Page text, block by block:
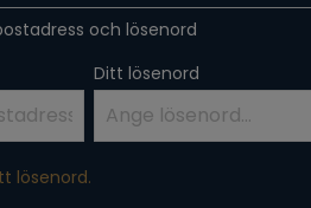
och lösenord
Ditt lösenord
lösenord.